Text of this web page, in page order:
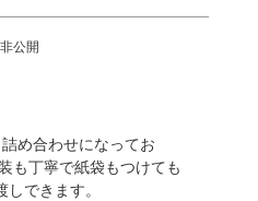
非公開
め合わせになってお
も丁寧で紙袋もつけても
できます。